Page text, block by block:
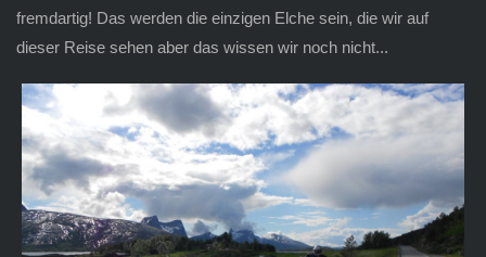
fremdartig! Das werden die einzigen Elche sein, die wir auf
dieser Reise sehen aber das wissen wir noch nicht...